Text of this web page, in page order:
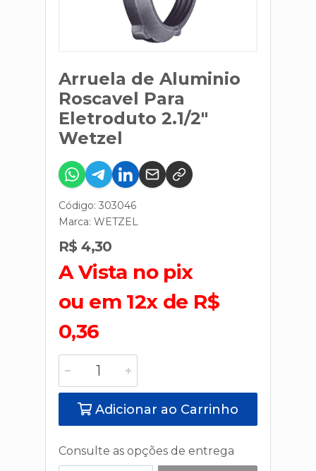
Arruela de Aluminio
Roscavel Para
Eletroduto 2.1/2"
Wetzel
Código: 303046
Marca: WETZEL
R$ 4,30
A Vista no pix
ou em 12x de R$
0,36
Adicionar ao Carrinho
Consulte as opções de entrega